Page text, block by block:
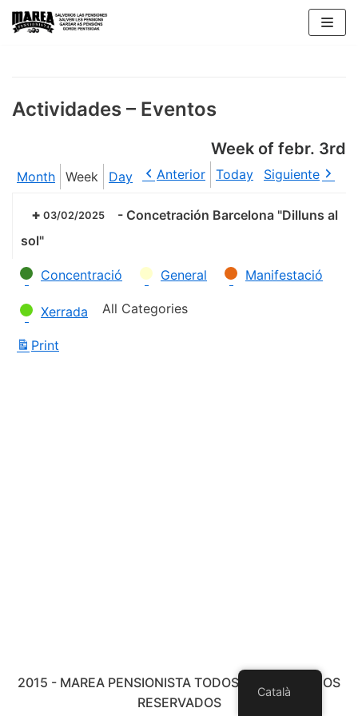
Skip
Actividades – Eventos
Week of febr. 3rd
Month Week Day Anterior Today Siguiente
03/02/2025 - Concetración Barcelona "Dilluns al
sol"
Categories
Concentració General Manifestació
Xerrada All Categories
Print
2015 - MAREA PENSIONISTA TODOS LOS DERECHOS
RESERVADOS
Català